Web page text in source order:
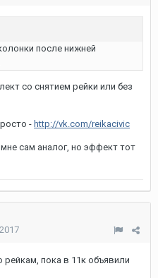
после нижней
со снятием рейки или без
- http://vk.com/reikacivic
сам аналог, но эффект тот
пока в 11к объявили